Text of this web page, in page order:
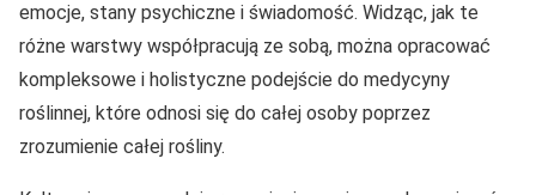
emocje, stany psychiczne i świadomość. Widząc, jak te
różne warstwy współpracują ze sobą, można opracować
kompleksowe i holistyczne podejście do medycyny
roślinnej, które odnosi się do całej osoby poprzez
zrozumienie całej rośliny.